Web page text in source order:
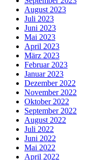
August 2023
Juli 2023
Juni 2023
Mai 2023
April 2023
März 2023
Februar 2023
Januar 2023
Dezember 2022
November 2022
Oktober 2022
September 2022
August 2022
Juli 2022
Juni 2022
Mai 2022
April 2022